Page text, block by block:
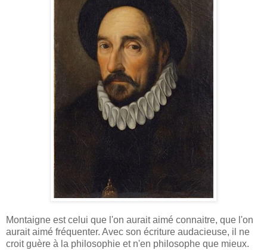
Montaigne est celui que l'on aurait aimé connaitre, que l'on
aurait aimé fréquenter. Avec son écriture audacieuse, il ne
croit guère à la philosophie et n'en philosophe que mieux.